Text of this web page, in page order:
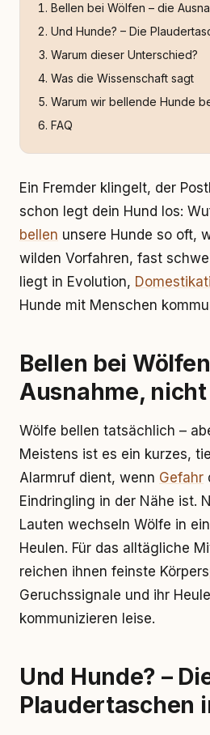
Bellen bei Wölfen – die
Und Hunde? – Die
Warum dieser Unterschied?
Was die Wissenschaft sagt
Warum wir bellende Hunde
FAQ
Ein Fremder klingelt, der
schon legt dein Hund los:
bellen unsere Hunde so oft,
wilden Vorfahren, fast
liegt in Evolution,
Hunde mit Menschen
Bellen bei
Ausnahme, nicht
Wölfe bellen tatsächlich –
Meistens ist es ein kurzes,
Alarmruf dient, wenn Gefahr
Eindringling in der Nähe ist.
Lauten wechseln Wölfe in ein
Heulen. Für das alltägliche
reichen ihnen feinste
Geruchssignale und ihr
kommunizieren leise.
Und Hunde? –
Plaudertaschen